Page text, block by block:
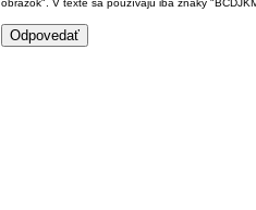
obrázok". V texte sa používajú iba znaky